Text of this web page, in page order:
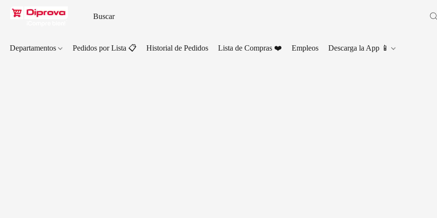
Departamentos Pedidos por Lista 📋 Historial de Pedidos Lista de Compras ❤️ Empleos Descarga la App 📱